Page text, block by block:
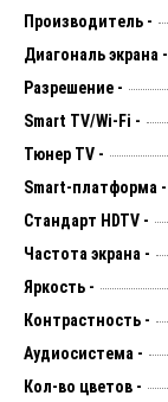
Производитель -
Диагональ экрана -
Разрешение -
Smart TV/Wi-Fi -
Тюнер TV -
Smart-платформа -
Стандарт HDTV -
Частота экрана -
Яркость -
Контрастность -
Аудиосистема -
Кол-во цветов -